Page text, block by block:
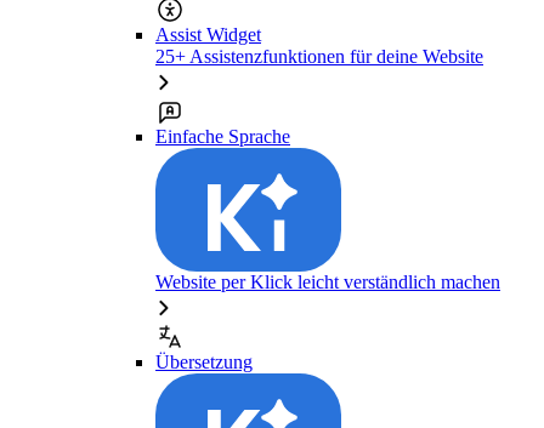
Assist Widget
25+ Assistenzfunktionen für deine Website
Einfache Sprache
Website per Klick leicht verständlich machen
Übersetzung